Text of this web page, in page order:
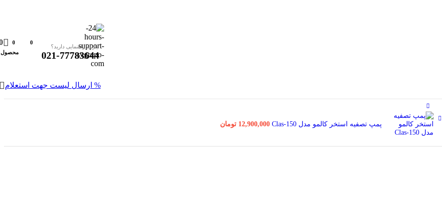
نیاز به راهنمایی دارید؟
021-77783644
0
0
محصول
% ارسال لیست جهت استعلام
پمپ تصفیه استخر کالمو مدل Clas-150 12,900,000 تومان